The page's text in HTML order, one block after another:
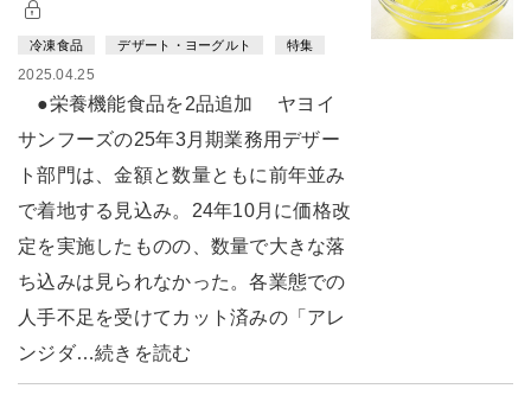
冷凍食品 デザート・ヨーグルト 特集
2025.04.25
●栄養機能食品を2品追加 ヤヨイ
サンフーズの25年3月期業務用デザー
ト部門は、金額と数量ともに前年並み
で着地する見込み。24年10月に価格改
定を実施したものの、数量で大きな落
ち込みは見られなかった。各業態での
人手不足を受けてカット済みの「アレ
ンジダ…続きを読む